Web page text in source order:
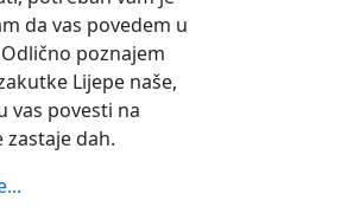
da vas povedem u
poznajem
Lijepe naše,
vas povesti na
zastaje dah.